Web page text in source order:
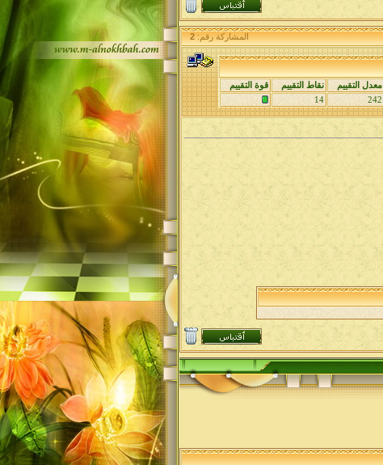
المشاركة رقم:2
معدل التقييم نقاط التقييم
قوة التقييم
242
14